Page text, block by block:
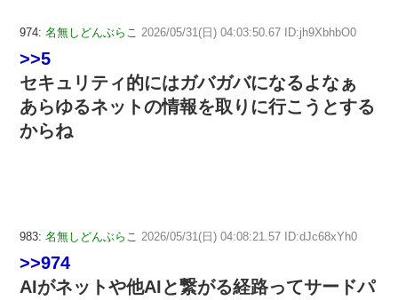
974: 名無しどんぶらこ 2026/05/31(日) 04:03:50.67 ID:jh9XbhbO0
>>5
セキュリティ的にはガバガバになるよなぁ
あらゆるネットの情報を取りに行こうとする
からね
983: 名無しどんぶらこ 2026/05/31(日) 04:08:21.57 ID:dJc68xYh0
>>974
AIがネットや他AIと繋がる経路ってサードパ